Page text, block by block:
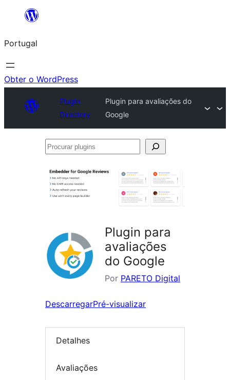
Saltar
o
conteúdo
Portugal
Obter o WordPress
Plugin
Directory
Plugin para avaliações do
Google
Procurar
Plugin para
avaliações
do Google
Por PARETO Digital
DescarregarPré-visualizar
Detalhes
Avaliações